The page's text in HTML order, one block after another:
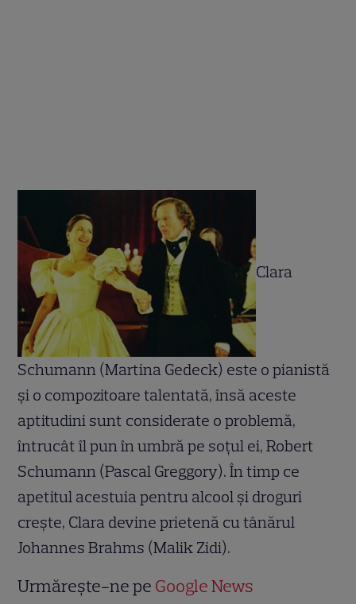
Clara
Schumann (Martina Gedeck) este o pianistă
şi o compozitoare talentată, însă aceste
aptitudini sunt considerate o problemă,
întrucât îl pun în umbră pe soţul ei, Robert
Schumann (Pascal Greggory). În timp ce
apetitul acestuia pentru alcool şi droguri
creşte, Clara devine prietenă cu tânărul
Johannes Brahms (Malik Zidi).
Urmărește-ne pe Google News